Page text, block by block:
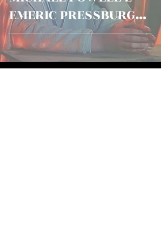
EMERIC PRESSBURGER
| 1947 | REINO UNIDO